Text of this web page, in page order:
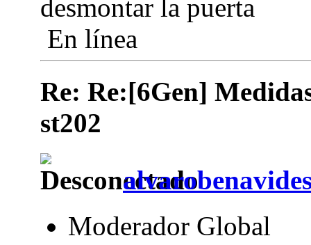
desmontar la puerta
En línea
Re: Re:[6Gen]
st202
Moderador Global